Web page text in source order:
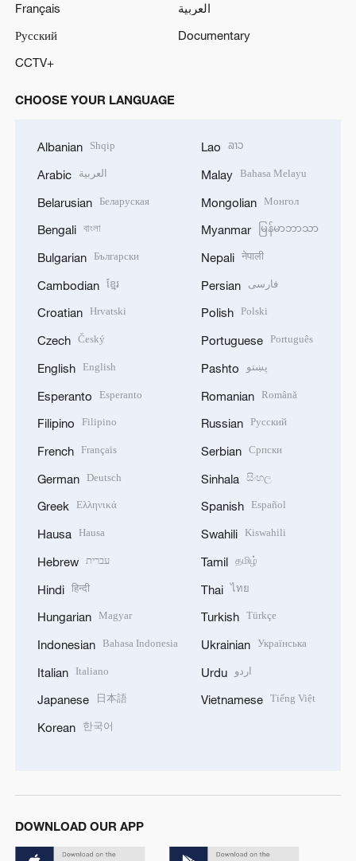
Français
العربية
Русский
Documentary
CCTV+
CHOOSE YOUR LANGUAGE
Albanian Shqip
Arabic العربية
Belarusian Беларуская
Bengali বাংলা
Bulgarian Български
Cambodian ខ្មែរ
Croatian Hrvatski
Czech Český
English English
Esperanto Esperanto
Filipino Filipino
French Français
German Deutsch
Greek Ελληνικά
Hausa Hausa
Hebrew עברית
Hindi हिन्दी
Hungarian Magyar
Indonesian Bahasa Indonesia
Italian Italiano
Japanese 日本語
Korean 한국어
Lao ລາວ
Malay Bahasa Melayu
Mongolian Монгол
Myanmar မြန်မာဘာသာ
Nepali नेपाली
Persian فارسی
Polish Polski
Portuguese Português
Pashto پښتو
Romanian Română
Russian Русский
Serbian Српски
Sinhala සිංහල
Spanish Español
Swahili Kiswahili
Tamil தமிழ்
Thai ไทย
Turkish Türkçe
Ukrainian Українська
Urdu اردو
Vietnamese Tiếng Việt
DOWNLOAD OUR APP